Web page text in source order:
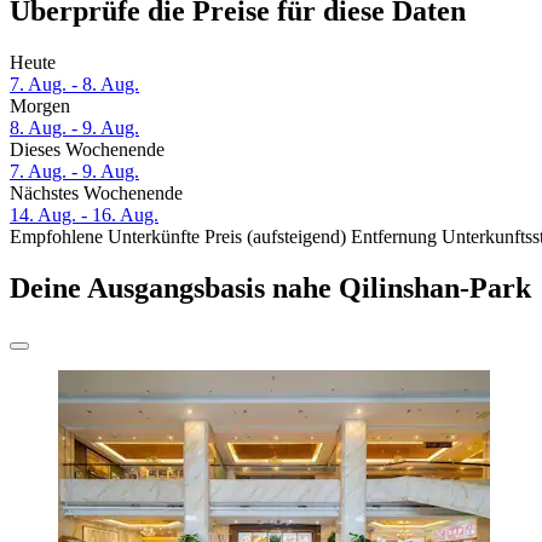
Überprüfe die Preise für diese Daten
Heute
7. Aug. - 8. Aug.
Morgen
8. Aug. - 9. Aug.
Dieses Wochenende
7. Aug. - 9. Aug.
Nächstes Wochenende
14. Aug. - 16. Aug.
Empfohlene Unterkünfte Preis (aufsteigend) Entfernung
Deine Ausgangsbasis nahe Qilinshan-Park